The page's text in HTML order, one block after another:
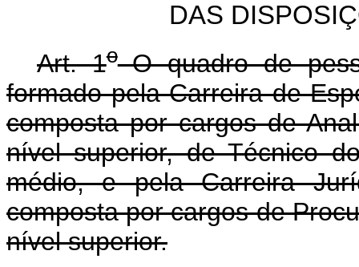
DAS
Art. 1oO quadro de
formado pela Carreira de
composta por cargos de
nível superior, de Técnico
médio, e pela Carreira
composta por cargos de
nível superior.